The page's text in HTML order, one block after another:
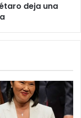
deja una